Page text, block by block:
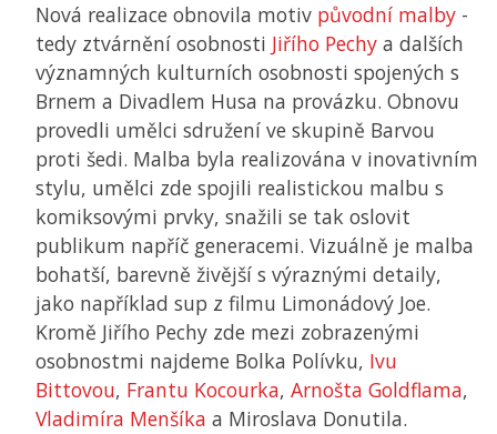
Nová realizace obnovila motiv původní malby -
tedy ztvárnění osobnosti Jiřího Pechy a dalších
významných kulturních osobnosti spojených s
Brnem a Divadlem Husa na provázku. Obnovu
provedli umělci sdružení ve skupině Barvou
proti šedi. Malba byla realizována v inovativním
stylu, umělci zde spojili realistickou malbu s
komiksovými prvky, snažili se tak oslovit
publikum napříč generacemi. Vizuálně je malba
bohatší, barevně živější s výraznými detaily,
jako například sup z filmu Limonádový Joe.
Kromě Jiřího Pechy zde mezi zobrazenými
osobnostmi najdeme Bolka Polívku, Ivu
Bittovou, Frantu Kocourka, Arnošta Goldflama,
Vladimíra Menšíka a Miroslava Donutila.